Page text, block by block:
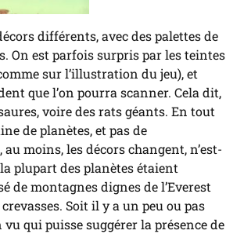
différents, avec des palettes de
On est parfois surpris par les teintes
sur l’illustration du jeu), et
que l’on pourra scanner. Cela dit,
voire des rats géants. En tout
de planètes, et pas de
moins, les décors changent, n’est-
plupart des planètes étaient
de montagnes dignes de l’Everest
Soit il y a un peu ou pas
qui puisse suggérer la présence de